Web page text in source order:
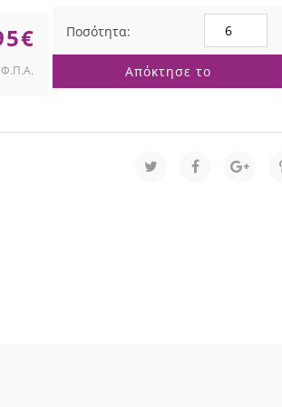
€
ΑΛΕΞΑΝΔΡΙΝΟ
ΠΙΚ
25ΕΚ
ποσότητα
Απόκτησε το